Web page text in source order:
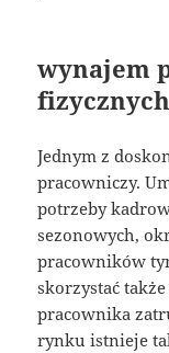
wynajem
Jednym z
pracowniczy.
potrzeby
sezonowych,
pracowników
skorzystać
pracownika
rynku istnieje